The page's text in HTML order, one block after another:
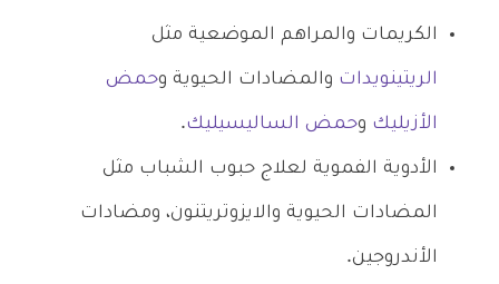
الكريمات والمراهم الموضعية مثل
الريتينويدات والمضادات الحيوية وحمض
الأزيليك وحمض الساليسيليك.
الأدوية الفموية لعلاج حبوب الشباب مثل
المضادات الحيوية والايزوتريتنون، ومضادات
الأندروجين.